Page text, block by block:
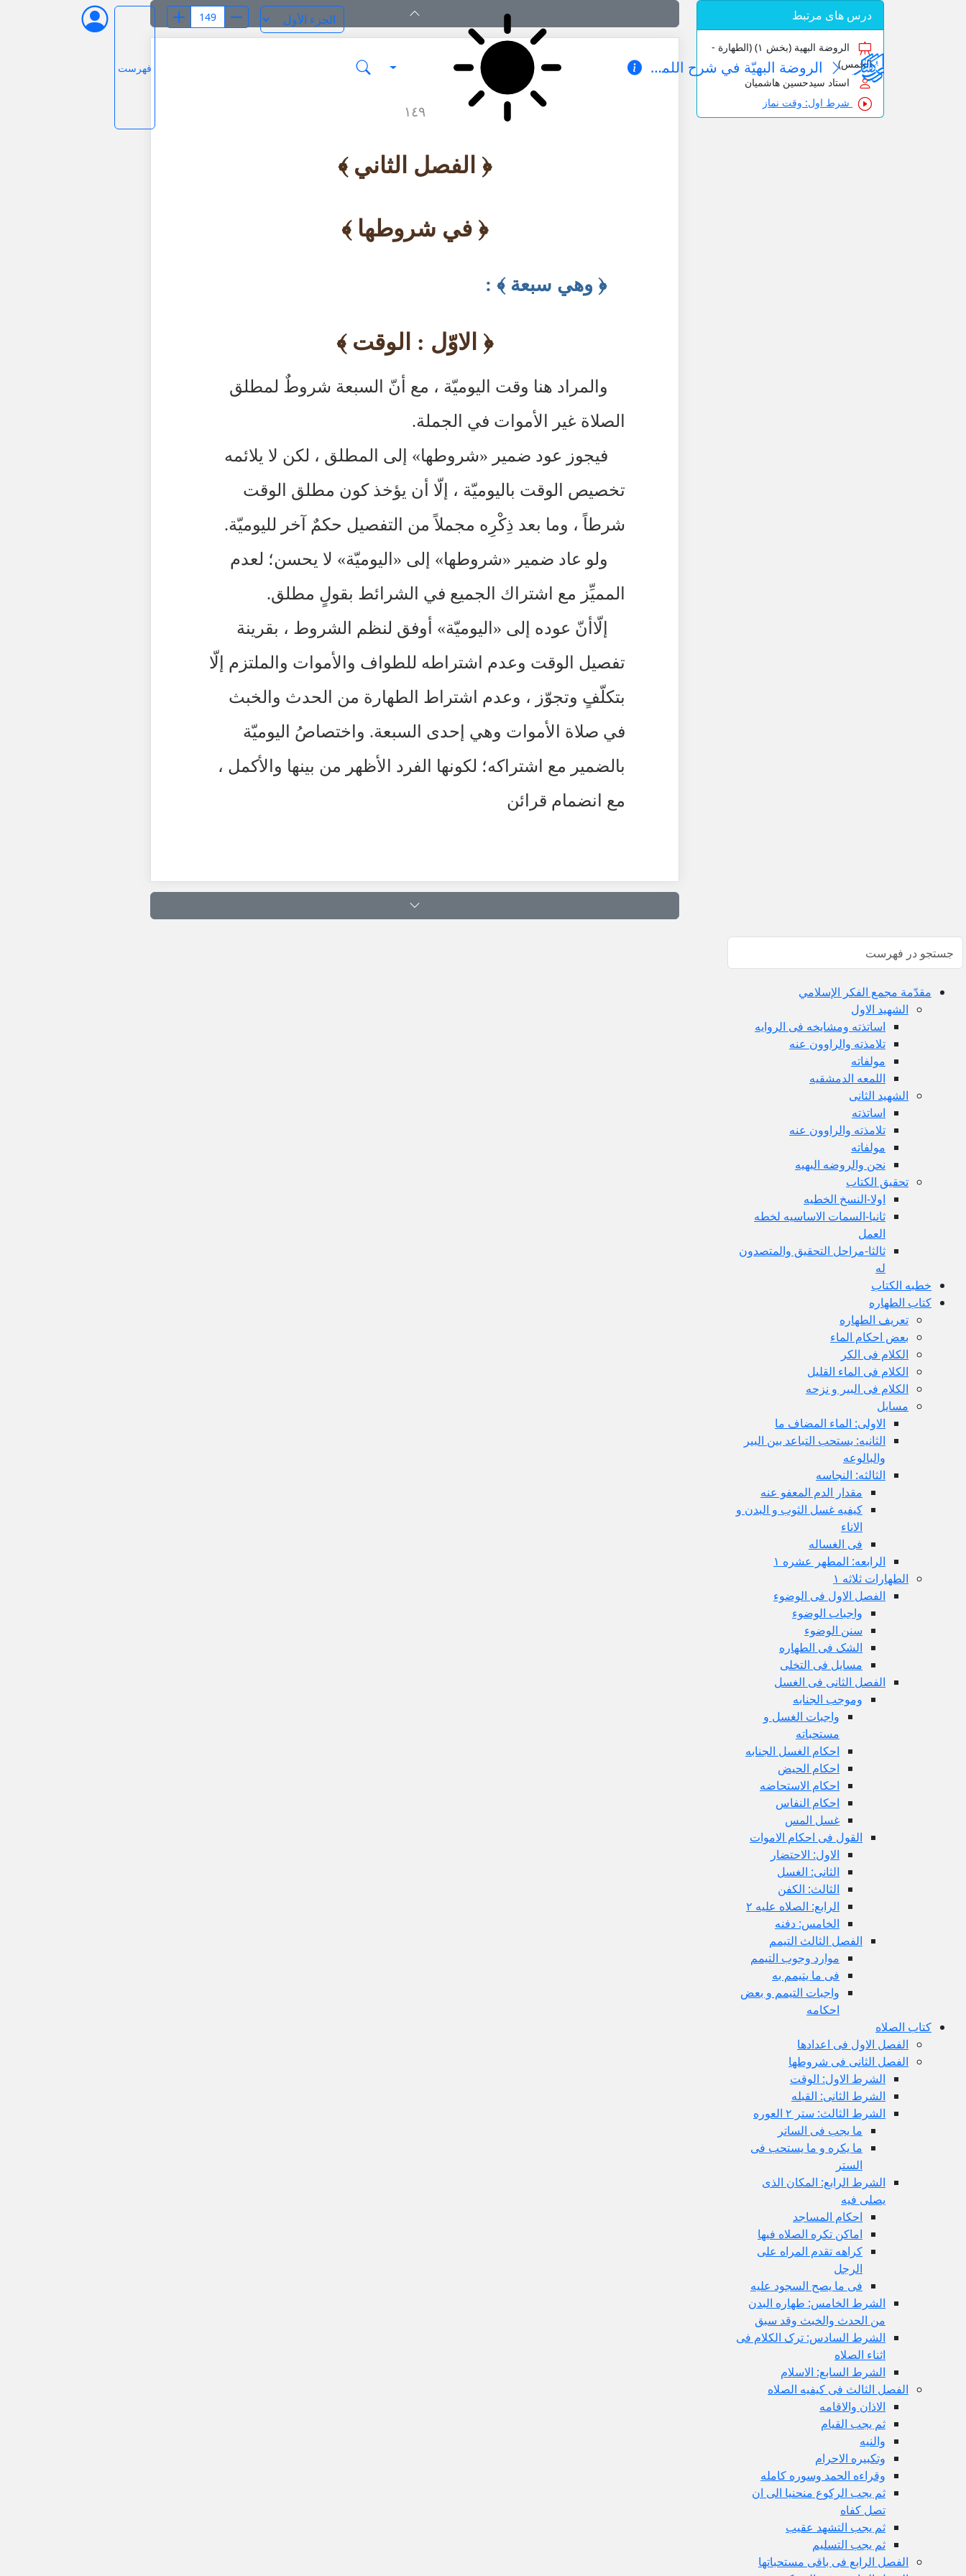
الروضة البهیّة في شرح اللمعة الدمشقیة فهرست
١٤٩
﴿ الفصل الثاني﴾
﴿ في شروطها﴾
﴿ وهي سبعة﴾ :
﴿ الاوّل : الوقت﴾
والمراد هنا وقت اليوميّة ، مع أنّ السبعة شروطٌ لمطلق
الصلاة غير الأموات في الجملة.
فيجوز عود ضمير «شروطها» إلى المطلق ، لكن لا يلائمه
تخصيص الوقت باليوميّة ، إلّا أن يؤخذ كون مطلق الوقت
شرطاً ، وما بعد ذِكْرِه مجملاً من التفصيل حكمٌ آخر لليوميّة.
ولو عاد ضمير «شروطها» إلى «اليوميّة» لا يحسن؛ لعدم
المميِّز مع اشتراك الجميع في الشرائط بقولٍ مطلق.
إلّاأنّ عوده إلى «اليوميّة» أوفق لنظم الشروط ، بقرينة
تفصيل الوقت وعدم اشتراطه للطواف والأموات والملتزم إلّا
بتكلّفٍ وتجوّز ، وعدم اشتراط الطهارة من الحدث والخبث
في صلاة الأموات وهي إحدى السبعة. واختصاصُ اليوميّة
بالضمير مع اشتراكه؛ لكونها الفرد الأظهر من بينها والأكمل ،
مع انضمام قرائن
درس های مرتبط
الروضة البهیة (بخش ۱) (الطهارة -
الخمس)
استاد سیدحسین هاشمیان
شرط اول: وقت نماز
مقدّمة مجمع الفكر الإسلامي
الشهید الاول
اساتذته ومشایخه فی الروایه
تلامذته والراوون عنه
مولفاته
اللمعه الدمشقیه
الشهید الثانی
اساتذته
تلامذته والراوون عنه
مولفاته
نحن والروضه البهیه
تحقیق الکتاب
اولا-النسخ الخطیه
ثانیا-السمات الاساسیه لخطه
العمل
ثالثا-مراحل التحقیق والمتصدون
له
خطبه الکتاب
کتاب الطهاره
تعریف الطهاره
بعض احکام الماء
الکلام فی الکر
الکلام فی الماء القلیل
الکلام فی البیر و نزحه
مسایل
الاولی: الماء المضاف ما
الثانیه: یستحب التباعد بین البیر
والبالوعه
الثالثه: النجاسه
مقدار الدم المعفو عنه
کیفیه غسل الثوب و البدن و
الاناء
فی الغساله
الرابعه: المطهر عشره ۱
الطهارات ثلاثه ۱
الفصل الاول فی الوضوء
واجباب الوضوء
سنن الوضوء
الشک فی الطهاره
مسایل فی التخلی
الفصل الثانی فی الغسل
وموجب الجنابه
واجبات الغسل و
مستحباته
احکام الغسل الجنابه
احکام الحیض
احکام الاستحاضه
احکام النفاس
غسل المس
القول فی احکام الاموات
الاول: الاحتضار
الثانی: الغسل
الثالث: الکفن
الرابع: الصلاه علیه ۲
الخامس: دفنه
الفصل الثالث التیمم
موارد وجوب التیمم
فی ما یتیمم به
واجبات التیمم و بعض
احکامه
کتاب الصلاه
الفصل الاول فی اعدادها
الفصل الثانی فی شروطها
الشرط الاول: الوقت
الشرط الثانی: القبله
الشرط الثالث: ستر ۲ العوره
ما یجب فی الساتر
ما یکره و ما یستحب فی
الستر
الشرط الرابع: المکان الذی
یصلی فیه
احکام المساجد
اماکن تکره الصلاه فیها
کراهه تقدم المراه علی
الرجل
فی ما یصح السجود علیه
الشرط الخامس: طهاره البدن
من الحدث والخبث وقد سبق
الشرط السادس: ترک الکلام فی
اثناء الصلاه
الشرط السابع: الاسلام
الفصل الثالث فی کیفیه الصلاه
الاذان والاقامه
ثم یجب القیام
والنیه
وتکبیره الاحرام
وقراءه الحمد وسوره کامله
ثم یجب الرکوع منحنیا الی ان
تصل کفاه
ثم یجب التشهد عقیب
ثم یجب التسلیم
الفصل الرابع فی باقی مستحباتها